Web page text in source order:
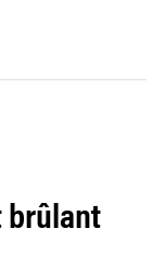
brûlant